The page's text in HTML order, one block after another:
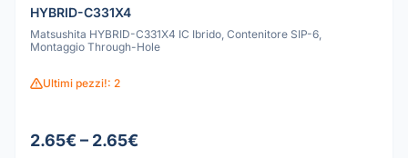
HYBRID-C331X4
Matsushita HYBRID-C331X4 IC Ibrido, Contenitore SIP-6,
Montaggio Through-Hole
Ultimi pezzi!: 2
2.65€ – 2.65€